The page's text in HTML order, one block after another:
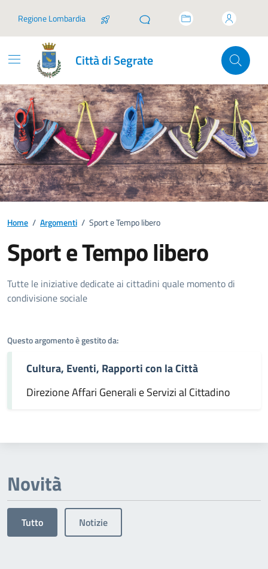
Regione Lombardia
Città di Segrate
Home / Argomenti / Sport e Tempo libero
Sport e Tempo libero
Dettagli dell'argomento
Tutte le iniziative dedicate ai cittadini quale momento di
condivisione sociale
Questo argomento è gestito da:
Cultura, Eventi, Rapporti con la Città
Direzione Affari Generali e Servizi al Cittadino
Novità
Tutto Notizie